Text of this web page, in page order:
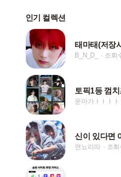
인기 컬렉션
태마태(저장
B_N_D_ 조회
토픽1등 껌
운아가ㅏㅏㅏㅏ
면뇨리따 조